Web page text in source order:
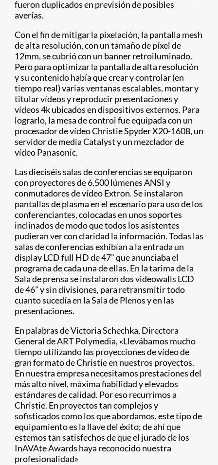
fueron duplicados en previsión de posibles
averías.
Con el fin de mitigar la pixelación, la pantalla mesh
de alta resolución, con un tamaño de píxel de
12mm, se cubrió con un banner retroiluminado.
Pero para optimizar la pantalla de alta resolución
y su contenido había que crear y controlar (en
tiempo real) varias ventanas escalables, montar y
titular vídeos y reproducir presentaciones y
vídeos 4k ubicados en dispositivos externos. Para
lograrlo, la mesa de control fue equipada con un
procesador de vídeo Christie Spyder X20-1608, un
servidor de media Catalyst y un mezclador de
vídeo Panasonic.
Las dieciséis salas de conferencias se equiparon
con proyectores de 6.500 lúmenes ANSI y
conmutadores de vídeo Extron. Se instalaron
pantallas de plasma en el escenario para uso de los
conferenciantes, colocadas en unos soportes
inclinados de modo que todos los asistentes
pudieran ver con claridad la información. Todas las
salas de conferencias exhibían a la entrada un
display LCD full HD de 47” que anunciaba el
programa de cada una de ellas. En la tarima de la
Sala de prensa se instalaron dos videowalls LCD
de 46” y sin divisiones, para retransmitir todo
cuanto sucedía en la Sala de Plenos y en las
presentaciones.
En palabras de Victoria Schechka, Directora
General de ART Polymedia, «Llevábamos mucho
tiempo utilizando las proyecciones de vídeo de
gran formato de Christie en nuestros proyectos.
En nuestra empresa necesitamos prestaciones del
más alto nivel, máxima fiabilidad y elevados
estándares de calidad. Por eso recurrimos a
Christie. En proyectos tan complejos y
sofisticados como los que abordamos, este tipo de
equipamiento es la llave del éxito; de ahí que
estemos tan satisfechos de que el jurado de los
InAVAte Awards haya reconocido nuestra
profesionalidad»